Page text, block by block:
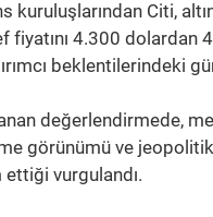
kuruluşlarından Citi,
fiyatını 4.300
beklentilerindeki
değerlendirmede,
görünümü ve
vurgulandı.